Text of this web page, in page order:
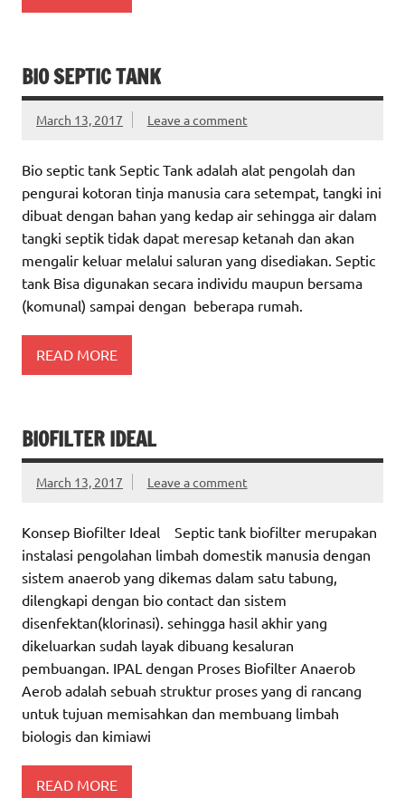
BIO SEPTIC TANK
March 13, 2017 Leave a comment
Bio septic tank Septic Tank adalah alat pengolah dan
pengurai kotoran tinja manusia cara setempat, tangki ini
dibuat dengan bahan yang kedap air sehingga air dalam
tangki septik tidak dapat meresap ketanah dan akan
mengalir keluar melalui saluran yang disediakan. Septic
tank Bisa digunakan secara individu maupun bersama
(komunal) sampai dengan beberapa rumah.
READ MORE
BIOFILTER IDEAL
March 13, 2017 Leave a comment
Konsep Biofilter Ideal Septic tank biofilter merupakan
instalasi pengolahan limbah domestik manusia dengan
sistem anaerob yang dikemas dalam satu tabung,
dilengkapi dengan bio contact dan sistem
disenfektan(klorinasi). sehingga hasil akhir yang
dikeluarkan sudah layak dibuang kesaluran
pembuangan. IPAL dengan Proses Biofilter Anaerob
Aerob adalah sebuah struktur proses yang di rancang
untuk tujuan memisahkan dan membuang limbah
biologis dan kimiawi
READ MORE